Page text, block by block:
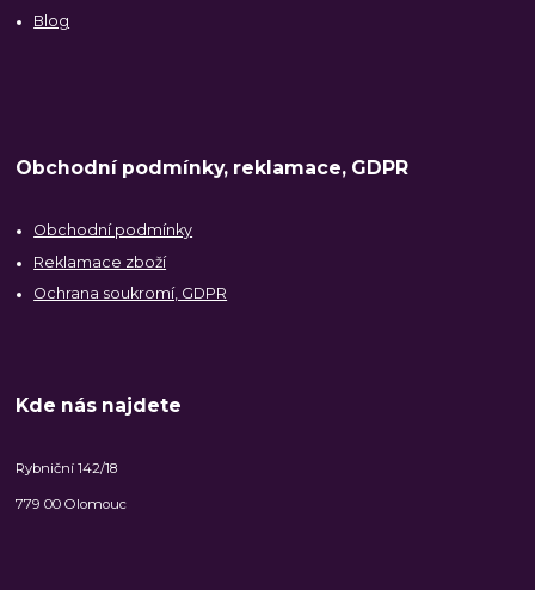
Blog
Obchodní podmínky, reklamace, GDPR
Obchodní podmínky
Reklamace zboží
Ochrana soukromí, GDPR
Kde nás najdete
Rybniční 142/18
779 00 Olomouc